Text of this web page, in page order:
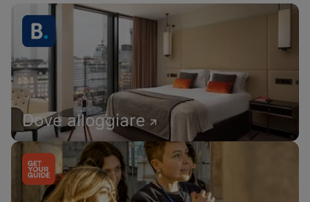
Dove alloggiare